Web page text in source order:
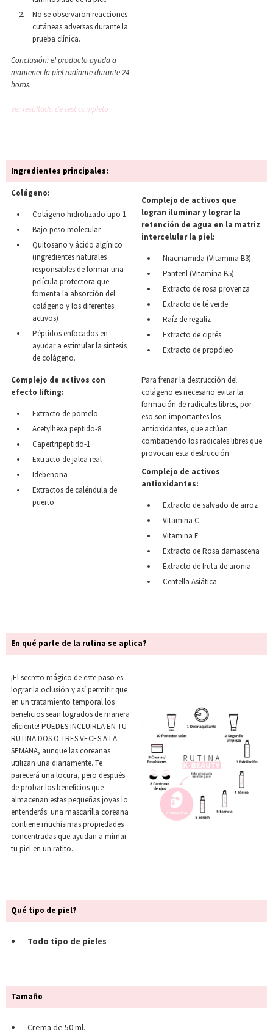
No se observaron reacciones
cutáneas adversas durante la
prueba clínica.
Conclusión: el producto ayuda a
mantener la piel radiante durante 24
horas.
Ver resultado de test completo
Ingredientes principales:
Colágeno:
Colágeno hidrolizado tipo 1
Bajo peso molecular
Quitosano y ácido algínico
(ingredientes naturales
responsables de formar una
película protectora que
fomenta la absorción del
colágeno y los diferentes
activos)
Péptidos enfocados en
ayudar a estimular la síntesis
de colágeno.
Complejo de activos que
logran iluminar y lograr la
retención de agua en la matriz
intercelular la piel:
Niacinamida (Vitamina B3)
Pantenl (Vitamina B5)
Extracto de rosa provenza
Extracto de té verde
Raíz de regaliz
Extracto de ciprés
Extracto de propóleo
Complejo de activos con
efecto lifting:
Extracto de pomelo
Acetylhexa peptido-8
Capertripeptido-1
Extracto de jalea real
Idebenona
Extractos de caléndula de
puerto
Para frenar la destrucción del
colágeno es necesario evitar la
formación de radicales libres, por
eso son importantes los
antioxidantes, que actúan
combatiendo los radicales libres que
provocan esta destrucción.
Complejo de activos
antioxidantes:
Extracto de salvado de arroz
Vitamina C
Vitamina E
Extracto de Rosa damascena
Extracto de fruta de aronia
Centella Asiática
En qué parte de la rutina se aplica?
¡El secreto mágico de este paso es
lograr la oclusión y así permitir que
en un tratamiento temporal los
beneficios sean logrados de manera
eficiente! PUEDES INCLUIRLA EN TU
RUTINA DOS O TRES VECES A LA
SEMANA, aunque las coreanas
utilizan una diariamente. Te
parecerá una locura, pero después
de probar los beneficios que
almacenan estas pequeñas joyas lo
entenderás: una mascarilla coreana
contiene muchísimas propiedades
concentradas que ayudan a mimar
tu piel en un ratito.
Qué tipo de piel?
Todo tipo de pieles
Tamaño
Crema de 50 ml.